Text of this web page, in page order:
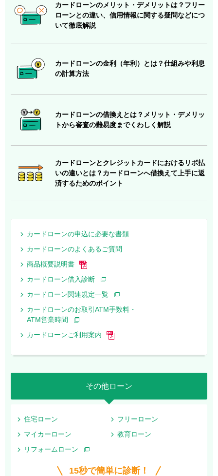
カードローンのメリット・デメリットは？フリー
ローンとの違い、信用情報に関する疑問などにつ
いて徹底解説
カードローンの金利（年利）とは？仕組みや利息
の計算方法
カードローンの借換えとは？メリット・デメリッ
トから審査の難易度までくわしく解説
カードローンとクレジットカードにおけるリボ払
いの違いとは？カードローンへ借換えて上手に返
済するためのポイント
カードローンの申込に必要な書類
カードローンのよくあるご質問
商品概要説明書
カードローン借入診断
カードローン関連規定一覧
カードローンのお取引ATM手数料・
ATM営業時間
カードローンご利用案内
その他ローン
住宅ローン
フリーローン
マイカーローン
教育ローン
リフォームローン
15秒で簡単に診断！